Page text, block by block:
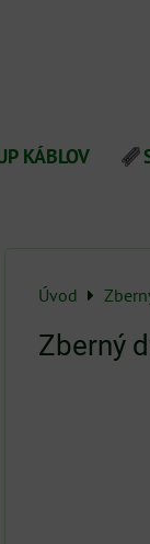
KÁBLOV
Úvod
Zberný